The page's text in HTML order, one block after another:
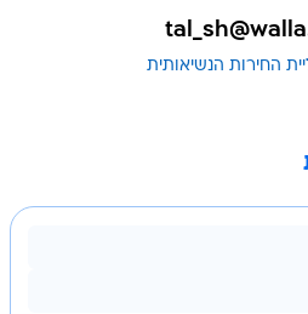
החירות הנשיאותית